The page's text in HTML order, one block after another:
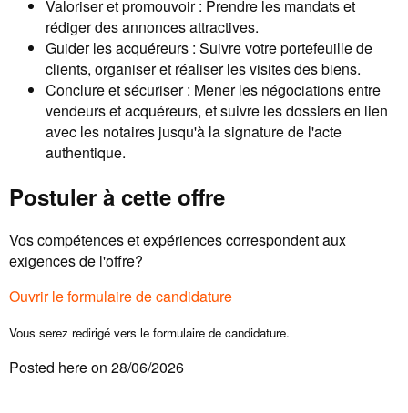
Valoriser et promouvoir : Prendre les mandats et
rédiger des annonces attractives.
Guider les acquéreurs : Suivre votre portefeuille de
clients, organiser et réaliser les visites des biens.
Conclure et sécuriser : Mener les négociations entre
vendeurs et acquéreurs, et suivre les dossiers en lien
avec les notaires jusqu'à la signature de l'acte
authentique.
Postuler à cette offre
Vos compétences et expériences correspondent aux
exigences de l'offre?
Ouvrir le formulaire de candidature
Vous serez redirigé vers le formulaire de candidature.
Posted here on 28/06/2026